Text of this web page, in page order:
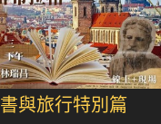
書與旅行特別篇